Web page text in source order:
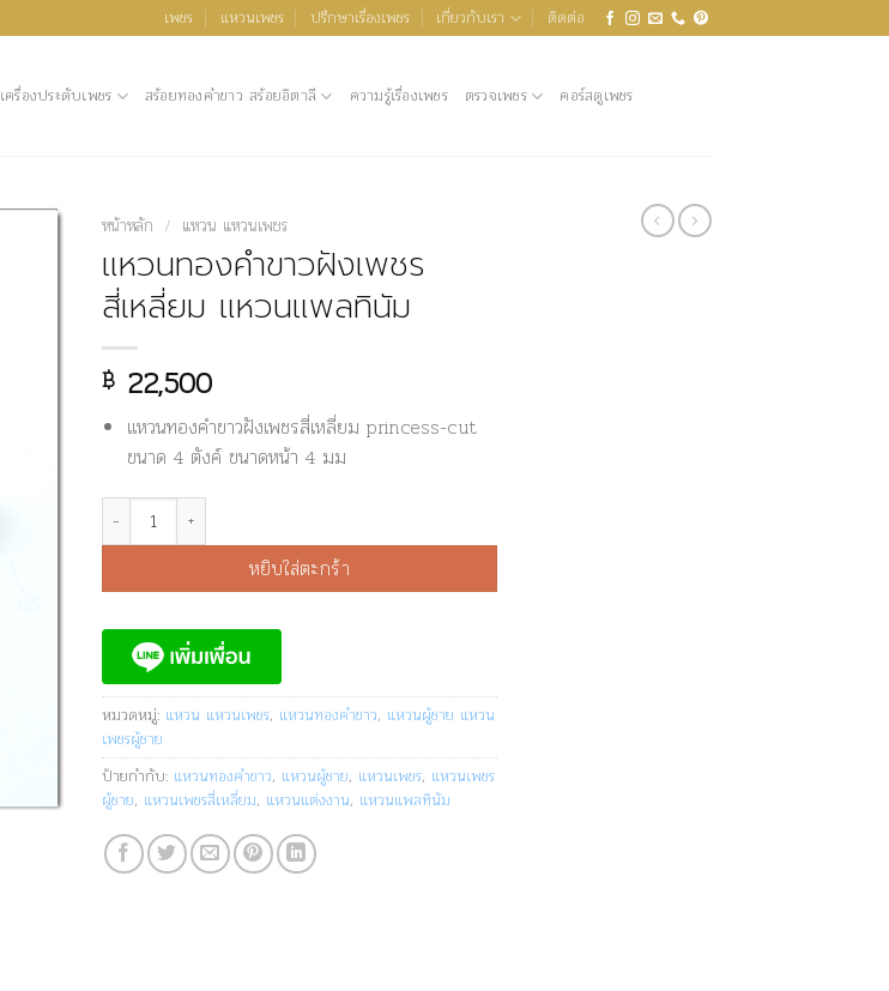
เพชร แหวนเพชร ปรึกษาเรื่องเพชร เกี่ยวกับเรา ติดต่อ
เครื่องประดับเพชร สร้อยทองคำขาว สร้อยอิตาลี ความรู้เรื่องเพชร ตรวจเพชร คอร์สดูเพชร
หน้าหลัก / แหวน แหวนเพชร
แหวนทองคำขาวฝังเพชร
สี่เหลี่ยม แหวนแพลทินัม
฿ 22,500
แหวนทองคำขาวฝังเพชรสี่เหลี่ยม princess-cut
ขนาด 4 ตังค์ ขนาดหน้า 4 มม
จำนวน แหวนทองคำขาวฝังเพชรสี่เหลี่ยม แหวนแพลทินัม ชิ้น
หยิบใส่ตะกร้า
หมวดหมู่: แหวน แหวนเพชร, แหวนทองคำขาว, แหวนผู้ชาย แหวน
เพชรผู้ชาย
ป้ายกำกับ: แหวนทองคำขาว, แหวนผู้ชาย, แหวนเพชร, แหวนเพชร
ผู้ชาย, แหวนเพชรสี่เหลี่ยม, แหวนแต่งงาน, แหวนแพลทินัม